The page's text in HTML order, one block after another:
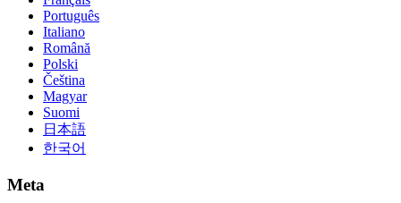
Português
Italiano
Română
Polski
Čeština
Magyar
Suomi
日本語
한국어
Meta